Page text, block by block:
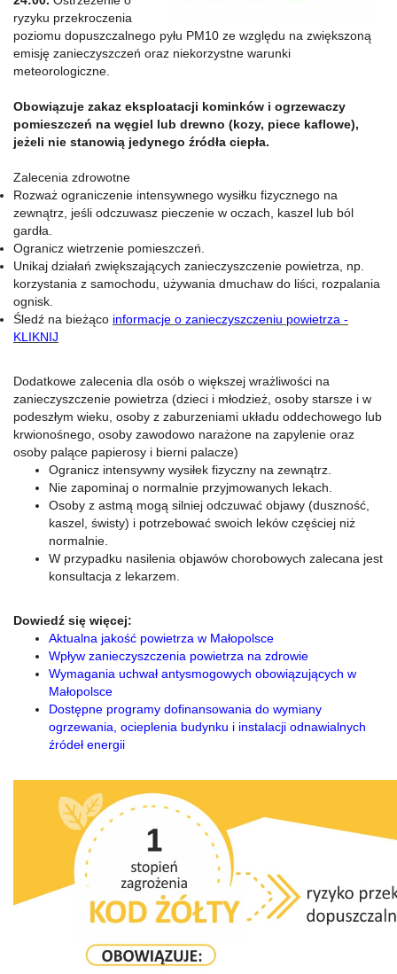
ryzyku przekroczenia
poziomu dopuszczalnego pyłu PM10 ze względu na zwiększoną
emisję zanieczyszczeń oraz niekorzystne warunki
meteorologiczne.
Obowiązuje zakaz eksploatacji kominków i ogrzewaczy
pomieszczeń na węgiel lub drewno (kozy, piece kaflowe),
jeżeli nie stanowią jedynego źródła ciepła.
Zalecenia zdrowotne
Rozważ ograniczenie intensywnego wysiłku fizycznego na
zewnątrz, jeśli odczuwasz pieczenie w oczach, kaszel lub ból
gardła.
Ogranicz wietrzenie pomieszczeń.
Unikaj działań zwiększających zanieczyszczenie powietrza, np.
korzystania z samochodu, używania dmuchaw do liści, rozpalania
ognisk.
Śledź na bieżąco informacje o zanieczyszczeniu powietrza -
KLIKNIJ
Dodatkowe zalecenia dla osób o większej wrażliwości na
zanieczyszczenie powietrza (dzieci i młodzież, osoby starsze i w
podeszłym wieku, osoby z zaburzeniami układu oddechowego lub
krwionośnego, osoby zawodowo narażone na zapylenie oraz
osoby palące papierosy i bierni palacze)
Ogranicz intensywny wysiłek fizyczny na zewnątrz.
Nie zapominaj o normalnie przyjmowanych lekach.
Osoby z astmą mogą silniej odczuwać objawy (duszność,
kaszel, świsty) i potrzebować swoich leków częściej niż
normalnie.
W przypadku nasilenia objawów chorobowych zalecana jest
konsultacja z lekarzem.
Dowiedź się więcej:
Aktualna jakość powietrza w Małopolsce
Wpływ zanieczyszczenia powietrza na zdrowie
Wymagania uchwał antysmogowych obowiązujących w
Małopolsce
Dostępne programy dofinansowania do wymiany
ogrzewania, ocieplenia budynku i instalacji odnawialnych
źródeł energii